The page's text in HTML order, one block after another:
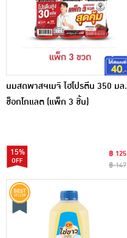
นมสดพาสฯเมจิ ไฮโปรตีน 350 มล.
ช็อกโกแลต (แพ็ก 3 ชิ้น)
15%
฿ 125
฿ 147